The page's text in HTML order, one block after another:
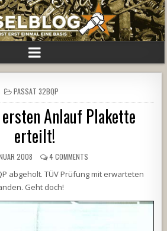
POSTED
IN
PASSAT 32BQP
Anlauf Plakette
erteilt!
2008 4 COMMENTS
abgeholt. TÜV Prüfung mit erwarteten
Geht doch!